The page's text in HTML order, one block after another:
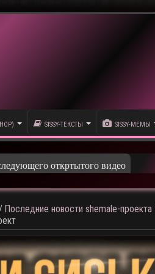
SISSY-ТЕКСТЫ SISSY-МЕМЫ
откртытого видео
/ Последние новости shemale-проекта